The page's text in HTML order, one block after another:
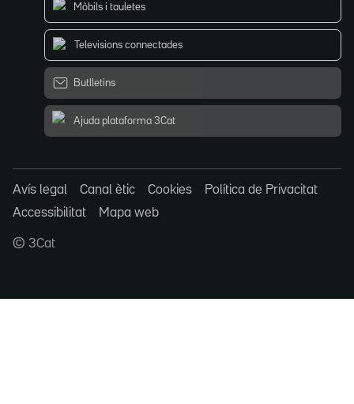
Mòbils i tauletes
Televisions connectades
Butlletins
Ajuda plataforma 3Cat
Avís legal Canal ètic Cookies
Política de Privacitat
Accessibilitat
Mapa web
© 3Cat